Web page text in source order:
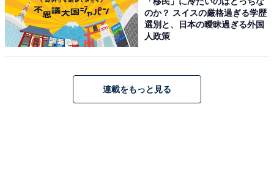
「久米駅」下車徒歩8分、または「鷹ノ子駅」下車徒歩9
分。バスは伊予鉄道 川内線「鷹の子温泉前」下車徒歩1
分。【車】松山ICより約17分。約330台収容可能な無料
のか？ スイスの厳格過ぎる学歴
選別と、日本の曖昧過ぎる外国
人政策
連載をもっと見る